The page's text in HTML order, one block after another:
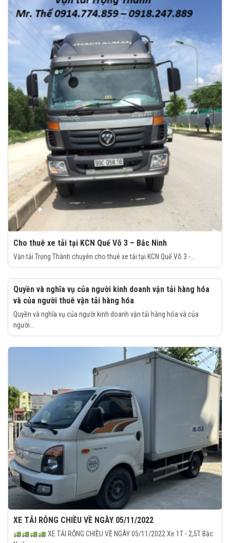
Cho thuê xe tải tại KCN Quế Võ 3 – Bắc Ninh
Vận tải Trọng Thành chuyên cho thuê xe tải tại KCN Quế Võ 3 -...
Quyền và nghĩa vụ của người kinh doanh vận tải hàng hóa
và của người thuê vận tải hàng hóa
Quyền và nghĩa vụ của người kinh doanh vận tải hàng hóa và của
người...
XE TẢI RỖNG CHIỀU VỀ NGÀY 05/11/2022
XE TẢI RỖNG CHIỀU VỀ NGÀY 05/11/2022 Xe 1T - 2,5T Bắc